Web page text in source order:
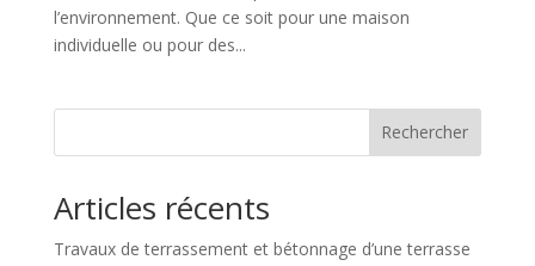
l’environnement. Que ce soit pour une maison
individuelle ou pour des...
Rechercher
Articles récents
Travaux de terrassement et bétonnage d’une terrasse